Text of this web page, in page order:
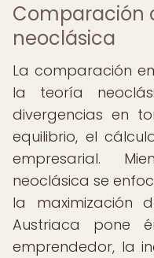
Comparación
neoclásica
La comparación
la teoría
divergencias en
equilibrio, el
empresarial.
neoclásica se
la maximización
Austriaca pone
emprendedor, la